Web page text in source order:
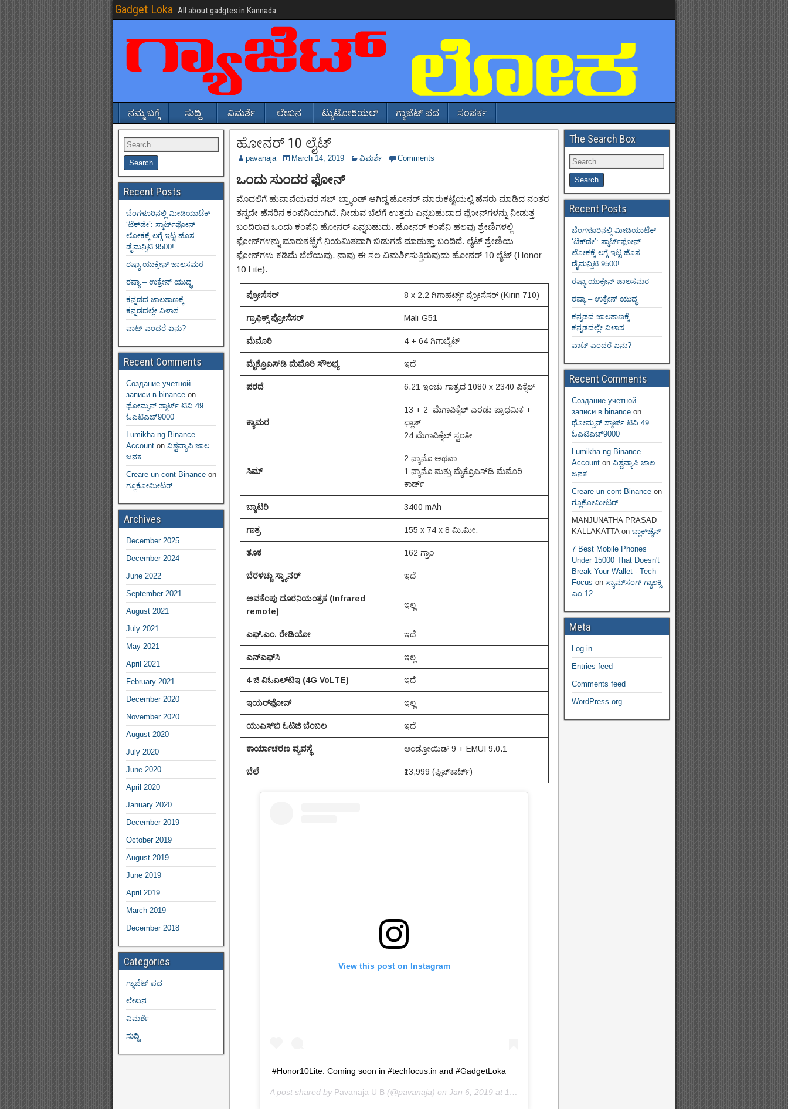
Gadget Loka All about gadgtes in Kannada
ನಮ್ಮ ಬಗ್ಗೆ ಸುದ್ದಿ ವಿಮರ್ಶೆ ಲೇಖನ ಟ್ಯುಟೋರಿಯಲ್ ಗ್ಯಾಜೆಟ್ ಪದ ಸಂಪರ್ಕ
ಹೋನರ್ 10 ಲೈಟ್
pavanaja March 14, 2019 ವಿಮರ್ಶೆ Comments
ಒಂದು ಸುಂದರ ಫೋನ್
ಮೊದಲಿಗೆ ಹುವಾವೆಯವರ ಸಬ್-ಬ್ರ್ಯಾಂಡ್ ಆಗಿದ್ದ ಹೋನರ್ ಮಾರುಕಟ್ಟೆಯಲ್ಲಿ ಹೆಸರು ಮಾಡಿದ ನಂತರ
ತನ್ನದೇ ಹೆಸರಿನ ಕಂಪೆನಿಯಾಗಿದೆ. ನೀಡುವ ಬೆಲೆಗೆ ಉತ್ತಮ ಎನ್ನಬಹುದಾದ ಫೋನ್‌ಗಳನ್ನು ನೀಡುತ್ತ
ಬಂದಿರುವ ಒಂದು ಕಂಪೆನಿ ಹೋನರ್ ಎನ್ನಬಹುದು. ಹೋನರ್ ಕಂಪೆನಿ ಹಲವು ಶ್ರೇಣಿಗಳಲ್ಲಿ
ಫೋನ್‌ಗಳನ್ನು ಮಾರುಕಟ್ಟೆಗೆ ನಿಯಮಿತವಾಗಿ ಬಿಡುಗಡೆ ಮಾಡುತ್ತಾ ಬಂದಿದೆ. ಲೈಟ್ ಶ್ರೇಣಿಯ
ಫೋನ್‌ಗಳು ಕಡಿಮೆ ಬೆಲೆಯವು. ನಾವು ಈ ಸಲ ವಿಮರ್ಶಿಸುತ್ತಿರುವುದು ಹೋನರ್ 10 ಲೈಟ್ (Honor
10 Lite).
ಪ್ರೋಸೆಸರ್ 8 x 2.2 ಗಿಗಾಹರ್ಟ್ಸ್ ಪ್ರೋಸೆಸರ್ (Kirin 710)
ಗ್ರಾಫಿಕ್ಸ್ ಪ್ರೋಸೆಸರ್ Mali-G51
ಮೆಮೊರಿ 4 + 64 ಗಿಗಾಬೈಟ್
ಮೈಕ್ರೊಎಸ್‌ಡಿ ಮೆಮೊರಿ ಸೌಲಭ್ಯ ಇದೆ
ಪರದೆ 6.21 ಇಂಚು ಗಾತ್ರದ 1080 x 2340 ಪಿಕ್ಸೆಲ್
ಕ್ಯಾಮರ
13 + 2 ಮೆಗಾಪಿಕ್ಸೆಲ್ ಎರಡು ಪ್ರಾಥಮಿಕ +
ಫ್ಲಾಶ್
24 ಮೆಗಾಪಿಕ್ಸೆಲ್ ಸ್ವಂತೀ
ಸಿಮ್
2 ನ್ಯಾನೊ ಅಥವಾ
1 ನ್ಯಾನೊ ಮತ್ತು ಮೈಕ್ರೊಎಸ್‌ಡಿ ಮೆಮೊರಿ
ಕಾರ್ಡ್
ಬ್ಯಾಟರಿ 3400 mAh
ಗಾತ್ರ 155 x 74 x 8 ಮಿ.ಮೀ.
ತೂಕ 162 ಗ್ರಾಂ
ಬೆರಳಚ್ಚು ಸ್ಕ್ಯಾನರ್ ಇದೆ
ಅವಕೆಂಪು ದೂರನಿಯಂತ್ರಕ (Infrared
remote)
ಇಲ್ಲ
ಎಫ್.ಎಂ. ರೇಡಿಯೋ ಇದೆ
ಎನ್‌ಎಫ್‌ಸಿ ಇಲ್ಲ
4 ಜಿ ವಿಓಎಲ್‌ಟಿಇ (4G VoLTE) ಇದೆ
ಇಯರ್‌ಫೋನ್ ‌ಇಲ್ಲ
ಯುಎಸ್‌ಬಿ ಓಟಿಜಿ ಬೆಂಬಲ ಇದೆ
ಕಾರ್ಯಾಚರಣ ವ್ಯವಸ್ಥೆ ಆಂಡ್ರೋಯಿಡ್ 9 + EMUI 9.0.1
ಬೆಲೆ ₹13,999 (ಫ್ಲಿಪ್‌ಕಾರ್ಟ್)
View this post on Instagram
#Honor10Lite. Coming soon in #techfocus.in and #GadgetLoka
A post shared by Pavanaja U B (@pavanaja) on Jan 6, 2019 at 12:23am PST
Recent Posts
ಬೆಂಗಳೂರಿನಲ್ಲಿ ಮೀಡಿಯಾಟೆಕ್‌
‘ಟೆಕ್‌ಡೇ’: ಸ್ಮಾರ್ಟ್‌ಫೋನ್
ಲೋಕಕ್ಕೆ ಲಗ್ಗೆ ಇಟ್ಟ ಹೊಸ
ಡೈಮನ್ಸಿಟಿ 9500!
ರಷ್ಯಾ ಯುಕ್ರೇನ್ ಜಾಲಸಮರ
ರಷ್ಯಾ – ಉಕ್ರೇನ್ ಯುದ್ಧ
ಕನ್ನಡದ ಜಾಲತಾಣಕ್ಕೆ
ಕನ್ನಡದಲ್ಲೇ ವಿಳಾಸ
ವಾಟ್ ಎಂದರೆ ಏನು?
Recent Comments
Создание учетной
записи в binance on
ಥೋಮ್ಸನ್ ಸ್ಮಾರ್ಟ್‌ ಟಿವಿ 49
ಓಎಟಿಎಚ್9000
Lumikha ng Binance
Account on ವಿಶ್ವವ್ಯಾಪಿ ಜಾಲ
ಜನಕ
Creare un cont Binance on
ಗ್ಲೂಕೋಮೀಟರ್
Archives
December 2025
December 2024
June 2022
September 2021
August 2021
July 2021
May 2021
April 2021
February 2021
December 2020
November 2020
August 2020
July 2020
June 2020
April 2020
January 2020
December 2019
October 2019
August 2019
June 2019
April 2019
March 2019
December 2018
Categories
ಗ್ಯಾಜೆಟ್ ಪದ
ಲೇಖನ
ವಿಮರ್ಶೆ
ಸುದ್ದಿ
The Search Box
Recent Posts
ಬೆಂಗಳೂರಿನಲ್ಲಿ ಮೀಡಿಯಾಟೆಕ್‌
‘ಟೆಕ್‌ಡೇ’: ಸ್ಮಾರ್ಟ್‌ಫೋನ್
ಲೋಕಕ್ಕೆ ಲಗ್ಗೆ ಇಟ್ಟ ಹೊಸ
ಡೈಮನ್ಸಿಟಿ 9500!
ರಷ್ಯಾ ಯುಕ್ರೇನ್ ಜಾಲಸಮರ
ರಷ್ಯಾ – ಉಕ್ರೇನ್ ಯುದ್ಧ
ಕನ್ನಡದ ಜಾಲತಾಣಕ್ಕೆ
ಕನ್ನಡದಲ್ಲೇ ವಿಳಾಸ
ವಾಟ್ ಎಂದರೆ ಏನು?
Recent Comments
Создание учетной
записи в binance on
ಥೋಮ್ಸನ್ ಸ್ಮಾರ್ಟ್‌ ಟಿವಿ 49
ಓಎಟಿಎಚ್9000
Lumikha ng Binance
Account on ವಿಶ್ವವ್ಯಾಪಿ ಜಾಲ
ಜನಕ
Creare un cont Binance on
ಗ್ಲೂಕೋಮೀಟರ್
MANJUNATHA PRASAD
KALLAKATTAon ಬ್ಲಾಕ್‌ಚೈನ್‌
7 Best Mobile Phones
Under 15000 That Doesn't
Break Your Wallet - Tech
Focus on ಸ್ಯಾಮ್‌ಸಂಗ್ ಗ್ಯಾಲಕ್ಸಿ
ಎಂ 12
Meta
Log in
Entries feed
Comments feed
WordPress.org